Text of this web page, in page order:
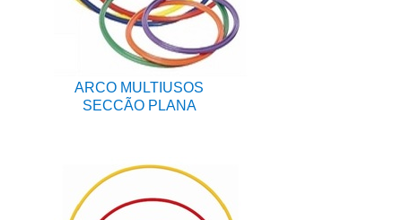
ARCO MULTIUSOS
SECCÃO PLANA